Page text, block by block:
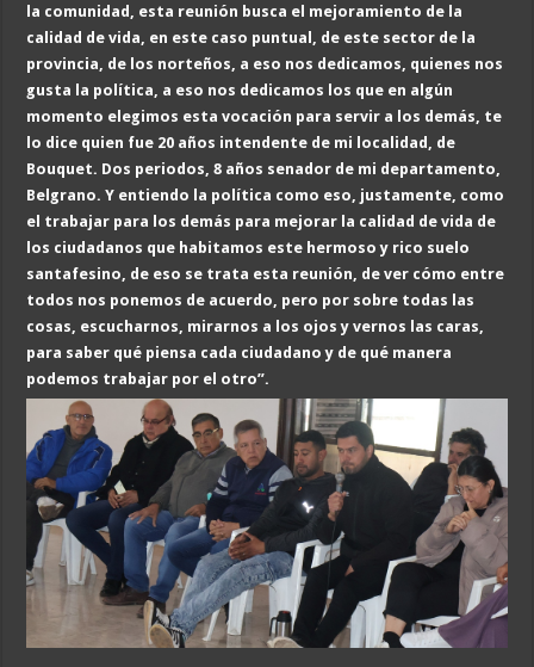
la comunidad, esta reunión busca el mejoramiento de la
calidad de vida, en este caso puntual, de este sector de la
provincia, de los norteños, a eso nos dedicamos, quienes nos
gusta la política, a eso nos dedicamos los que en algún
momento elegimos esta vocación para servir a los demás, te
lo dice quien fue 20 años intendente de mi localidad, de
Bouquet. Dos periodos, 8 años senador de mi departamento,
Belgrano. Y entiendo la política como eso, justamente, como
el trabajar para los demás para mejorar la calidad de vida de
los ciudadanos que habitamos este hermoso y rico suelo
santafesino, de eso se trata esta reunión, de ver cómo entre
todos nos ponemos de acuerdo, pero por sobre todas las
cosas, escucharnos, mirarnos a los ojos y vernos las caras,
para saber qué piensa cada ciudadano y de qué manera
podemos trabajar por el otro”.